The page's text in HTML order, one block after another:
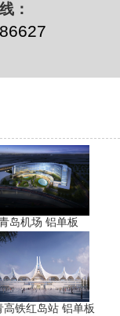
：
岛机场 铝单板
高铁红岛站 铝单板